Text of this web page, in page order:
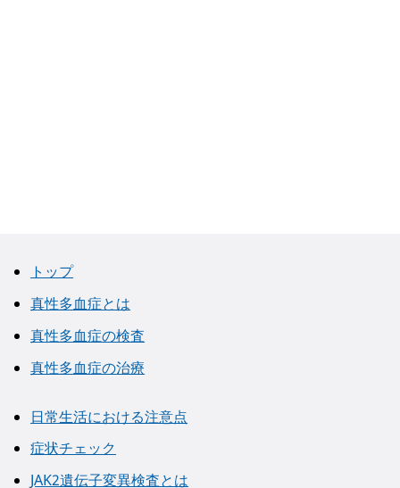
トップ
真性多血症とは
真性多血症の検査
真性多血症の治療
日常生活における注意点
症状チェック
JAK2遺伝子変異検査とは